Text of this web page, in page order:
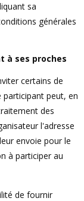
sa
générales
à ses proches
certains de
participant peut, en
des
l'adresse
envoie pour le
à participer au
de fournir